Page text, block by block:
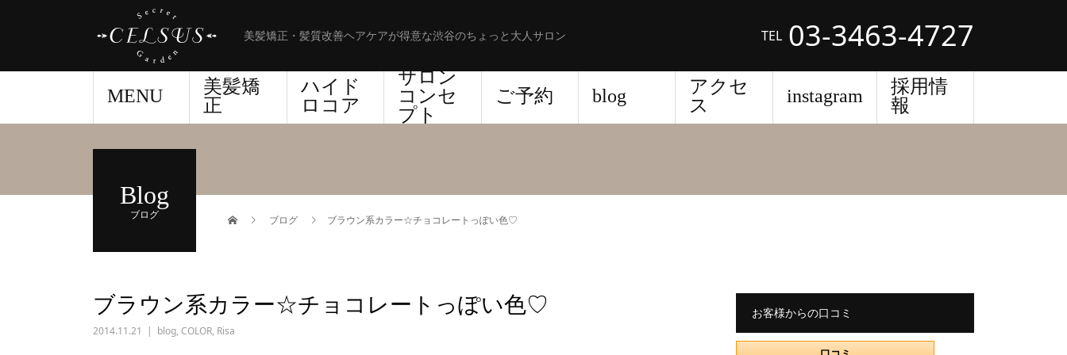
美髪矯正・髪質改善ヘアケアが得意な渋谷のちょっと大人サロン TEL 03-3463-4727
MENU
美髪矯
正
ハイド
ロコア
サロン
コンセ
プト
ご予約 blog
アクセ
ス
instagram
採用情
報
Blog
ブログ ブログ ブラウン系カラー☆チョコレートっぽい色♡
ブラウン系カラー☆チョコレートっぽい色♡
2014.11.21 blog, COLOR, Risa
お客様からの口コミ